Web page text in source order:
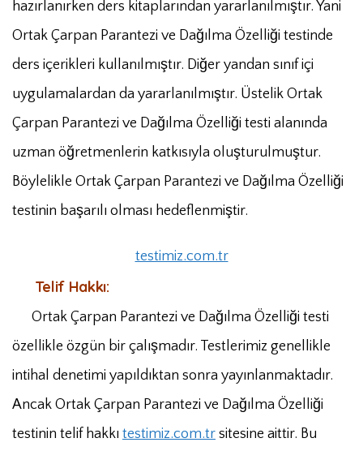
hazırlanırken ders kitaplarından yararlanılmıştır. Yani
Ortak Çarpan Parantezi ve Dağılma Özelliği testinde
ders içerikleri kullanılmıştır. Diğer yandan sınıf içi
uygulamalardan da yararlanılmıştır. Üstelik Ortak
Çarpan Parantezi ve Dağılma Özelliği testi alanında
uzman öğretmenlerin katkısıyla oluşturulmuştur.
Böylelikle Ortak Çarpan Parantezi ve Dağılma Özelliği
testinin başarılı olması hedeflenmiştir.
testimiz.com.tr
Telif Hakkı:
Ortak Çarpan Parantezi ve Dağılma Özelliği testi
özellikle özgün bir çalışmadır. Testlerimiz genellikle
intihal denetimi yapıldıktan sonra yayınlanmaktadır.
Ancak Ortak Çarpan Parantezi ve Dağılma Özelliği
testinin telif hakkı testimiz.com.tr sitesine aittir. Bu